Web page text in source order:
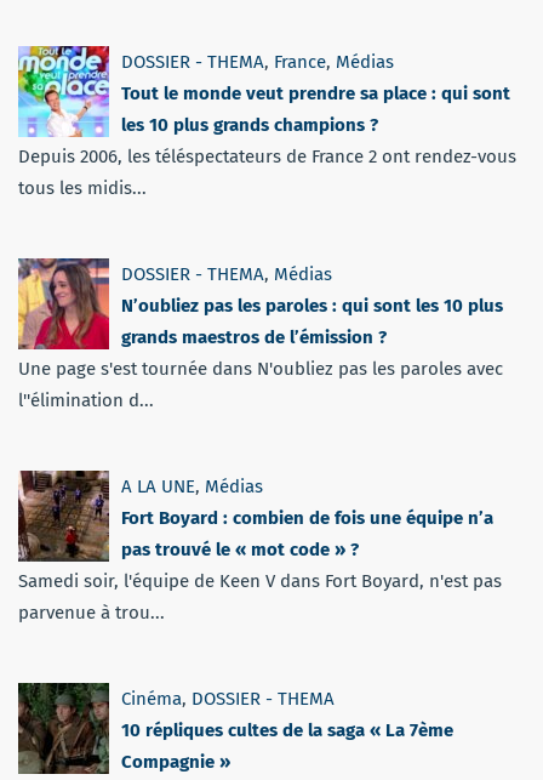
DOSSIER - THEMA, France, Médias
Tout le monde veut prendre sa place : qui sont
les 10 plus grands champions ?
Depuis 2006, les téléspectateurs de France 2 ont rendez-vous
tous les midis...
DOSSIER - THEMA, Médias
N’oubliez pas les paroles : qui sont les 10 plus
grands maestros de l’émission ?
Une page s'est tournée dans N'oubliez pas les paroles avec
l''élimination d...
A LA UNE, Médias
Fort Boyard : combien de fois une équipe n’a
pas trouvé le « mot code » ?
Samedi soir, l'équipe de Keen V dans Fort Boyard, n'est pas
parvenue à trou...
Cinéma, DOSSIER - THEMA
10 répliques cultes de la saga « La 7ème
Compagnie »